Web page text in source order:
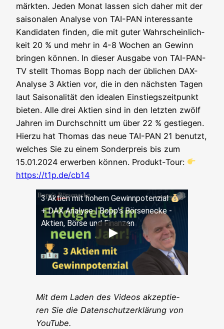
märk­ten. Jeden Monat las­sen sich daher mit der
sai­so­na­len Ana­ly­se von TAI-PAN inter­es­san­te
Kan­di­da­ten fin­den, die mit guter Wahr­schein­lich­
keit 20 % und mehr in 4-8 Wochen an Gewinn
brin­gen kön­nen. In die­ser Aus­ga­be von TAI-PAN-
TV stellt Tho­mas Bopp nach der übli­chen DAX-
Ana­ly­se 3 Akti­en vor, die in den nächs­ten Tagen
laut Sai­so­na­li­tät den idea­len Ein­stiegs­zeit­punkt
bie­ten. Alle drei Akti­en sind in den letz­ten zwölf
Jah­ren im Durch­schnitt um über 22 % gestie­gen.
Hier­zu hat Tho­mas das neue TAI-PAN 21 benutzt,
wel­ches Sie zu einem Son­der­preis bis zum
15.01.2024 erwer­ben kön­nen. Pro­dukt-Tour:
https://t1p.de/cb14
3 Akti­en mit hohem Gewinn­po­ten­zi­al
+ DAX Ana­ly­se | Bopp's Bör­sen­ecke -
Akti­en, Bör­se und Finanzen
Mit dem Laden des Vide­os akzep­tie­
ren Sie die Daten­schutz­er­klä­rung von
YouTube.